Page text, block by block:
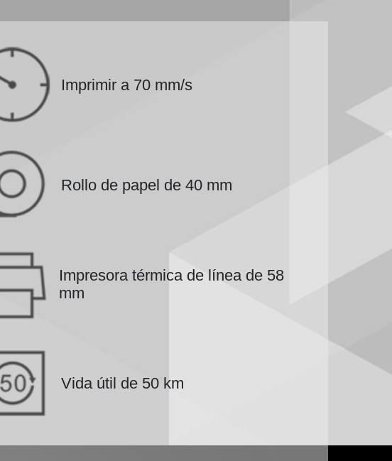
Imprimir a 70 mm/s
Rollo de papel de 40 mm
Impresora térmica de línea de 58
mm
Vida útil de 50 km